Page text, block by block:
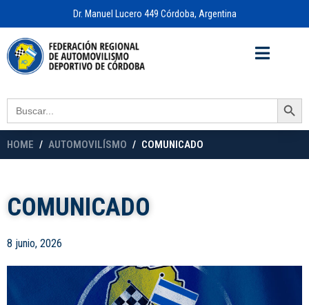
Dr. Manuel Lucero 449 Córdoba, Argentina
Search
for:
Search Button
HOME AUTOMOVILÍSMO COMUNICADO
COMUNICADO
8 junio, 2026